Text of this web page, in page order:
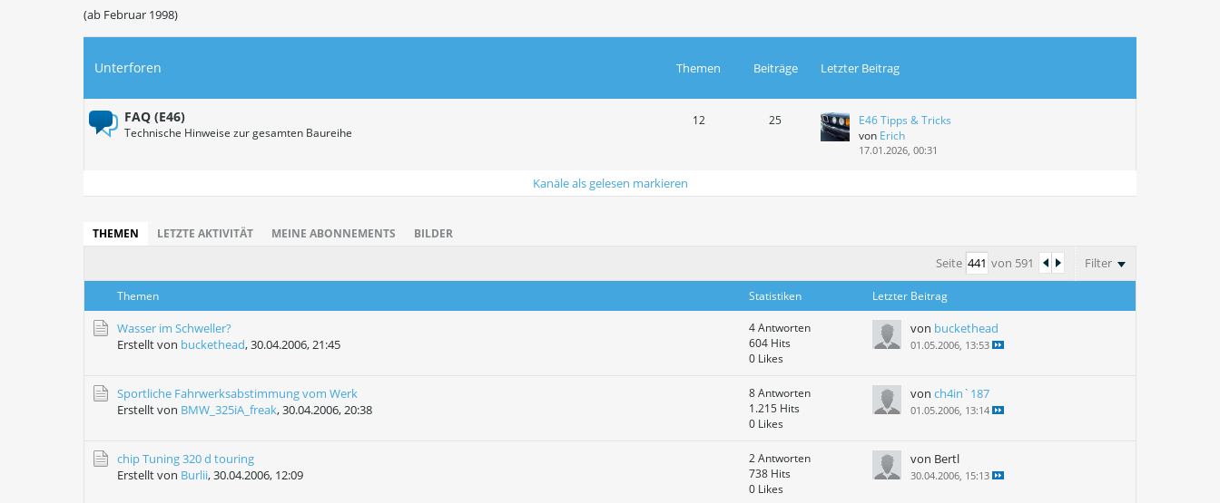
(ab Februar 1998)
Unterforen Themen Beiträge Letzter Beitrag
FAQ (E46)
Technische Hinweise zur gesamten Baureihe
12 25
E46 Tipps & Tricks
von Erich
17.01.2026, 00:31
Kanäle als gelesen markieren
THEMEN LETZTE AKTIVITÄT MEINE ABONNEMENTS BILDER
Seite von 591 Filter
Themen Statistiken Letzter Beitrag
Wasser im Schweller?
Erstellt von buckethead,30.04.2006, 21:45
4 Antworten
604 Hits
0 Likes
von buckethead
01.05.2006, 13:53
Sportliche Fahrwerksabstimmung vom Werk
Erstellt von BMW_325iA_freak,30.04.2006, 20:38
8 Antworten
1.215 Hits
0 Likes
von ch4in`187
01.05.2006, 13:14
chip Tuning 320 d touring
Erstellt von Burlii,30.04.2006, 12:09
2 Antworten
738 Hits
0 Likes
von Bertl
30.04.2006, 15:13